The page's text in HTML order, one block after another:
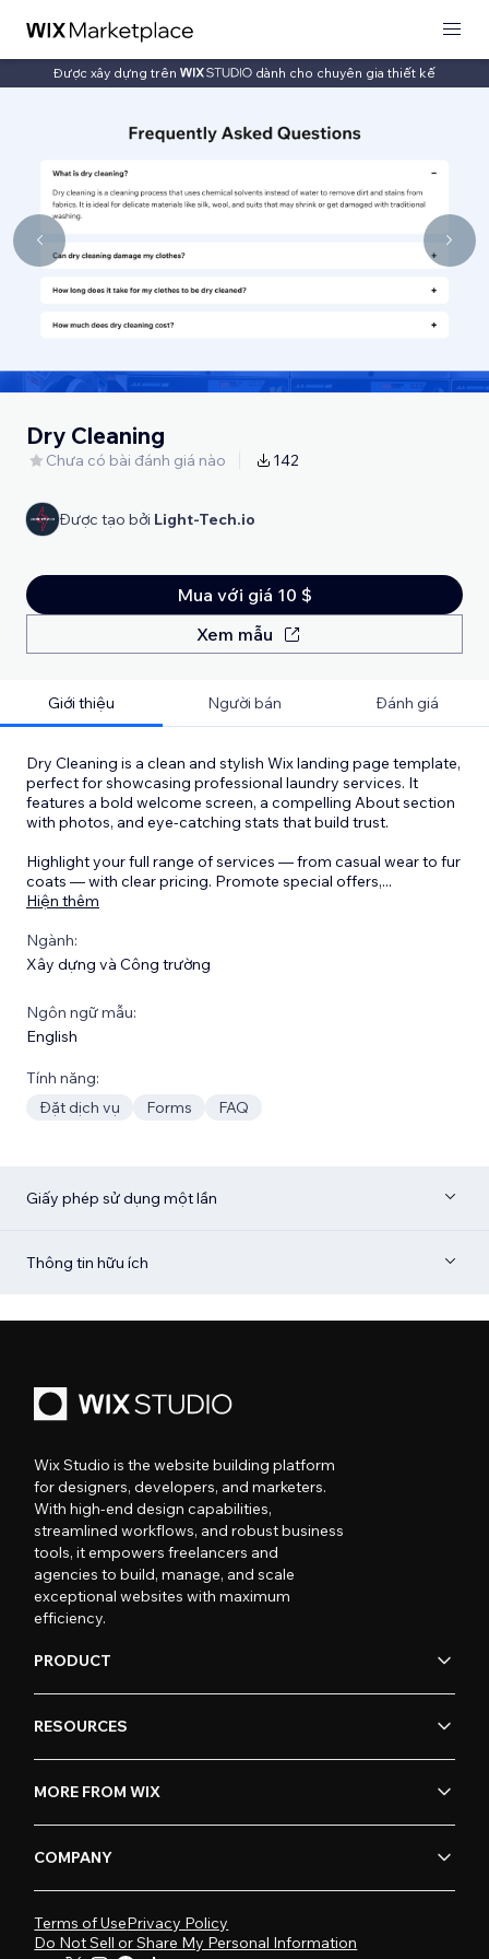
Được xây dựng trên dành cho chuyên gia thiết kế
Dry Cleaning
Chưa có bài đánh giá nào 142
Được tạo bởi Light-Tech.io
Mua với giá 10 $
Xem mẫu
Giới thiệu Người bán Đánh giá
Dry Cleaning is a clean and stylish Wix landing page template,
perfect for showcasing professional laundry services. It
features a bold welcome screen, a compelling About section
with photos, and eye-catching stats that build trust.
Highlight your full range of services — from casual wear to fur
coats — with clear pricing. Promote special offers,...
Hiện thêm
Ngành:
Xây dựng và Công trường
Ngôn ngữ mẫu:
English
Tính năng:
Đặt dịch vụ
Forms FAQ
Giấy phép sử dụng một lần
Thông tin hữu ích
Wix Studio is the website building platform
for designers, developers, and marketers.
With high-end design capabilities,
streamlined workflows, and robust business
tools, it empowers freelancers and
agencies to build, manage, and scale
exceptional websites with maximum
efficiency.
PRODUCT
RESOURCES
MORE FROM WIX
COMPANY
Terms of UsePrivacy Policy
Do Not Sell or Share My Personal Information